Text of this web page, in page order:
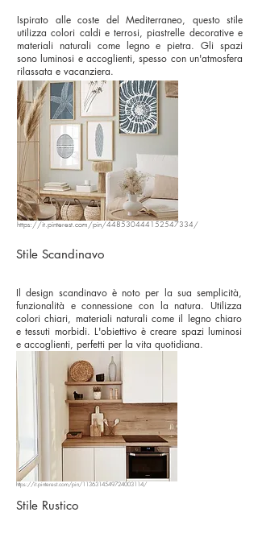
Ispirato alle coste del Mediterraneo, questo stile
utilizza colori caldi e terrosi, piastrelle decorative e
materiali naturali come legno e pietra. Gli spazi
sono luminosi e accoglienti, spesso con un'atmosfera
rilassata e vacanziera.
https://it.pinterest.com/pin/448530444152547334/
Stile Scandinavo
Il design scandinavo è noto per la sua semplicità,
funzionalità e connessione con la natura. Utilizza
colori chiari, materiali naturali come il legno chiaro
e tessuti morbidi. L'obiettivo è creare spazi luminosi
e accoglienti, perfetti per la vita quotidiana.
https://it.pinterest.com/pin/1136314549724003114/
Stile Rustico